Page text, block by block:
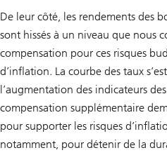
De leur côté, les rendements des
sont hissés à un niveau que nous
compensation pour ces risques
d’inflation. La courbe des taux
l’augmentation des indicateurs
compensation supplémentaire
pour supporter les risques
notamment, pour détenir de la